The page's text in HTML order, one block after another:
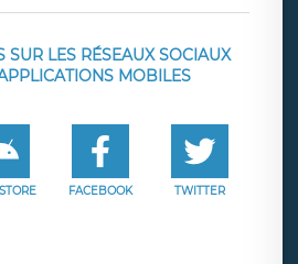
SUR LES RÉSEAUX SOCIAUX
MOBILES
FACEBOOK TWITTER